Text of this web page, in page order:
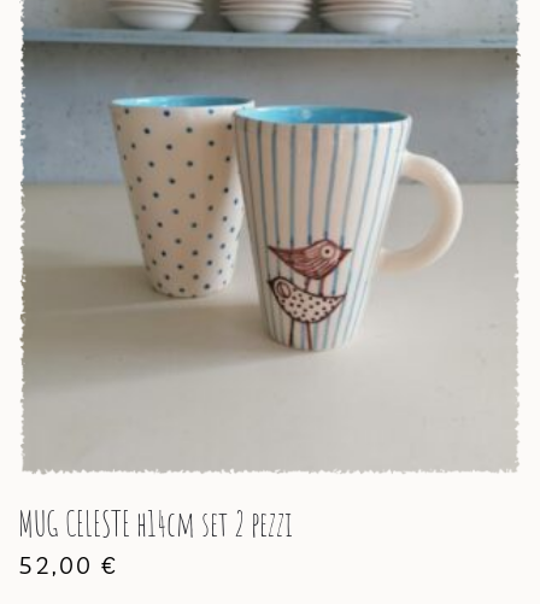
MUG CELESTE h14cm set 2 pezzi
52,00 €